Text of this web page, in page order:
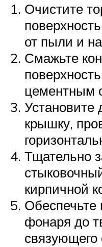
Очистите
от пыли и
Смажьте
цементным
Установите
крышку,
Тщательно
кирпичной
Обеспечьте
фонаря до
связующего